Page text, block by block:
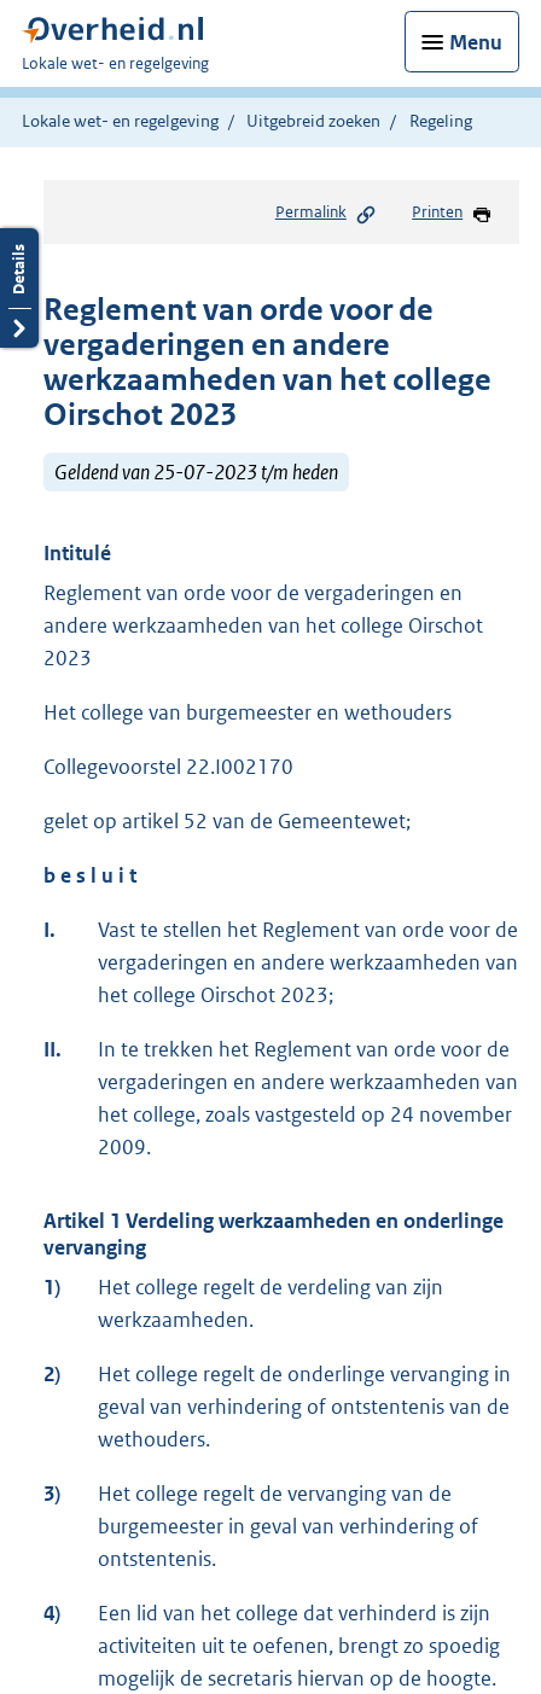
Menu
U
bent
hier:
Lokale wet- en regelgeving
Lokale wet- en regelgeving Uitgebreid zoeken Regeling
Permalink Printen
Reglement van orde voor de
vergaderingen en andere
werkzaamheden van het college
Oirschot 2023
Geldend van 25-07-2023 t/m heden
Intitulé
Reglement van orde voor de vergaderingen en
andere werkzaamheden van het college Oirschot
2023
Het college van burgemeester en wethouders
Collegevoorstel 22.I002170
gelet op artikel 52 van de Gemeentewet;
b e s l u i t
I.
Vast te stellen het Reglement van orde voor de
vergaderingen en andere werkzaamheden van
het college Oirschot 2023;
II.
In te trekken het Reglement van orde voor de
vergaderingen en andere werkzaamheden van
het college, zoals vastgesteld op 24 november
2009.
Artikel 1 Verdeling werkzaamheden en onderlinge
vervanging
1)
Het college regelt de verdeling van zijn
werkzaamheden.
2)
Het college regelt de onderlinge vervanging in
geval van verhindering of ontstentenis van de
wethouders.
3)
Het college regelt de vervanging van de
burgemeester in geval van verhindering of
ontstentenis.
4)
Een lid van het college dat verhinderd is zijn
activiteiten uit te oefenen, brengt zo spoedig
mogelijk de secretaris hiervan op de hoogte.